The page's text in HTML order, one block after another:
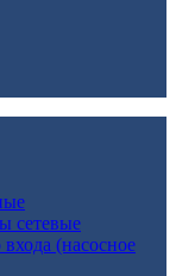
сетевые